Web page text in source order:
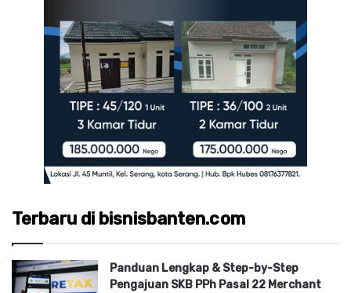
Terbaru di bisnisbanten.com
Panduan Lengkap & Step-by-Step
Pengajuan SKB PPh Pasal 22 Merchant